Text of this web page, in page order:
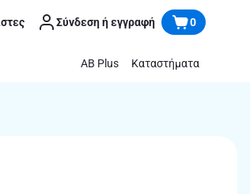
Σύνδεση ή εγγραφή 0
AB Plus Καταστήματα